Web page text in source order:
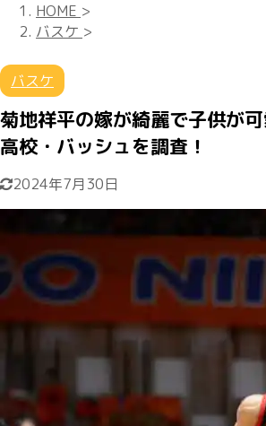
HOME >
バスケ >
バスケ
菊地祥平の嫁が綺麗で子供が
高校・バッシュを調査！
2024年7月30日